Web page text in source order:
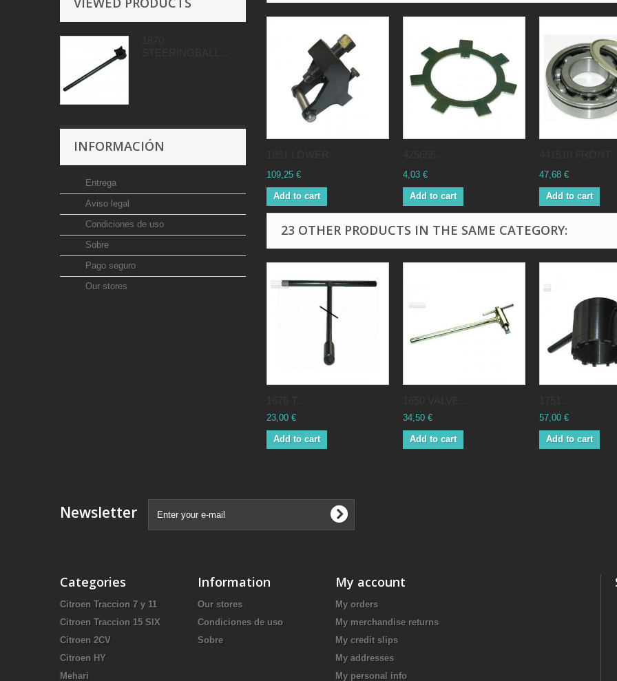
INFORMACIÓN
Entrega
Aviso legal
Condiciones de uso
Sobre
Pago seguro
Our stores
109,25 €
Add to cart
4,03 €
Add to cart
47,68 €
Add to cart
23 OTHER PRODUCTS IN THE SAME CATEGORY:
23,00 €
Add to cart
34,50 €
Add to cart
57,00 €
Add to cart
Newsletter
Categories
Citroen Traccion 7 y 11
Citroen Traccion 15 SIX
Citroen 2CV
Citroen HY
Mehari
Information
Our stores
Condiciones de uso
Sobre
My account
My orders
My merchandise returns
My credit slips
My addresses
My personal info